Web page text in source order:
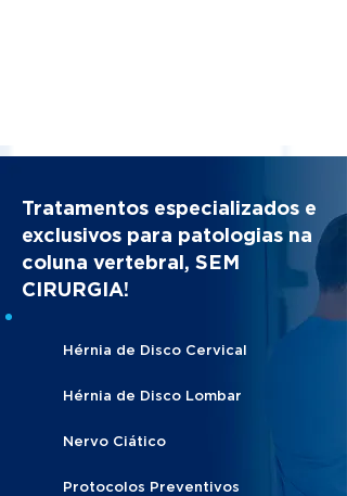
Tratamentos especializados e
exclusivos para patologias na
coluna vertebral, SEM
CIRURGIA!
Hérnia de Disco Cervical
Hérnia de Disco Lombar
Nervo Ciático
Protocolos Preventivos